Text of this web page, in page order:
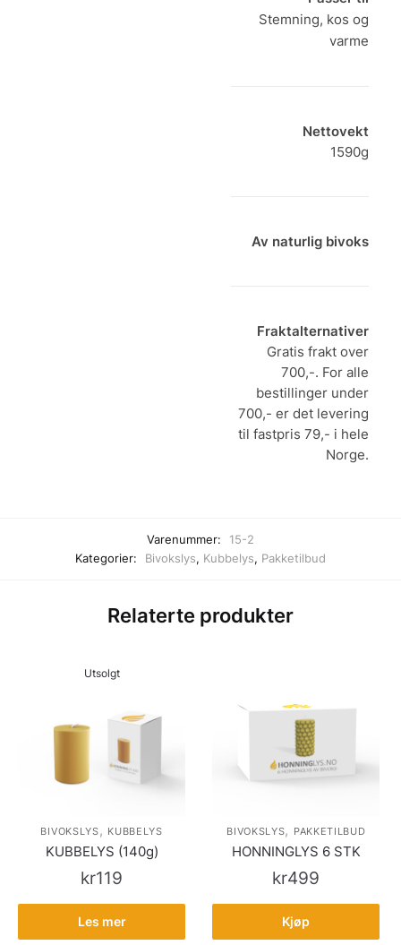
Stemning, kos og
varme
Nettovekt
1590g
Av naturlig bivoks
Fraktalternativer
Gratis frakt over
700,-. For alle
bestillinger under
700,- er det levering
til fastpris 79,- i hele
Norge.
Varenummer:
15-2
Kategorier:
Bivokslys, Kubbelys, Pakketilbud
Relaterte produkter
Utsolgt
BIVOKSLYS, KUBBELYS
KUBBELYS (140g)
kr119
Les mer
BIVOKSLYS, PAKKETILBUD
HONNINGLYS 6 STK
kr499
Kjøp